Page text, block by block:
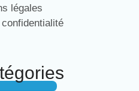
légales